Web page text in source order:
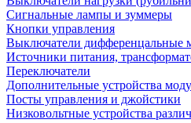
Сигнальные лампы и зуммеры
Кнопки управления
Выключатели дифференцальные
Источники питания,
Переключатели
Дополнительные устройства
Посты управления и джойстики
Низковольтные устройства